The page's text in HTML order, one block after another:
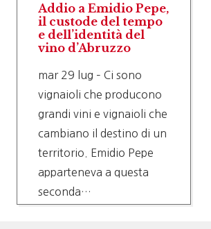
Addio a Emidio Pepe,
il custode del tempo
e dell’identità del
vino d’Abruzzo
mar 29 lug – Ci sono
vignaioli che producono
grandi vini e vignaioli che
cambiano il destino di un
territorio. Emidio Pepe
apparteneva a questa
seconda…